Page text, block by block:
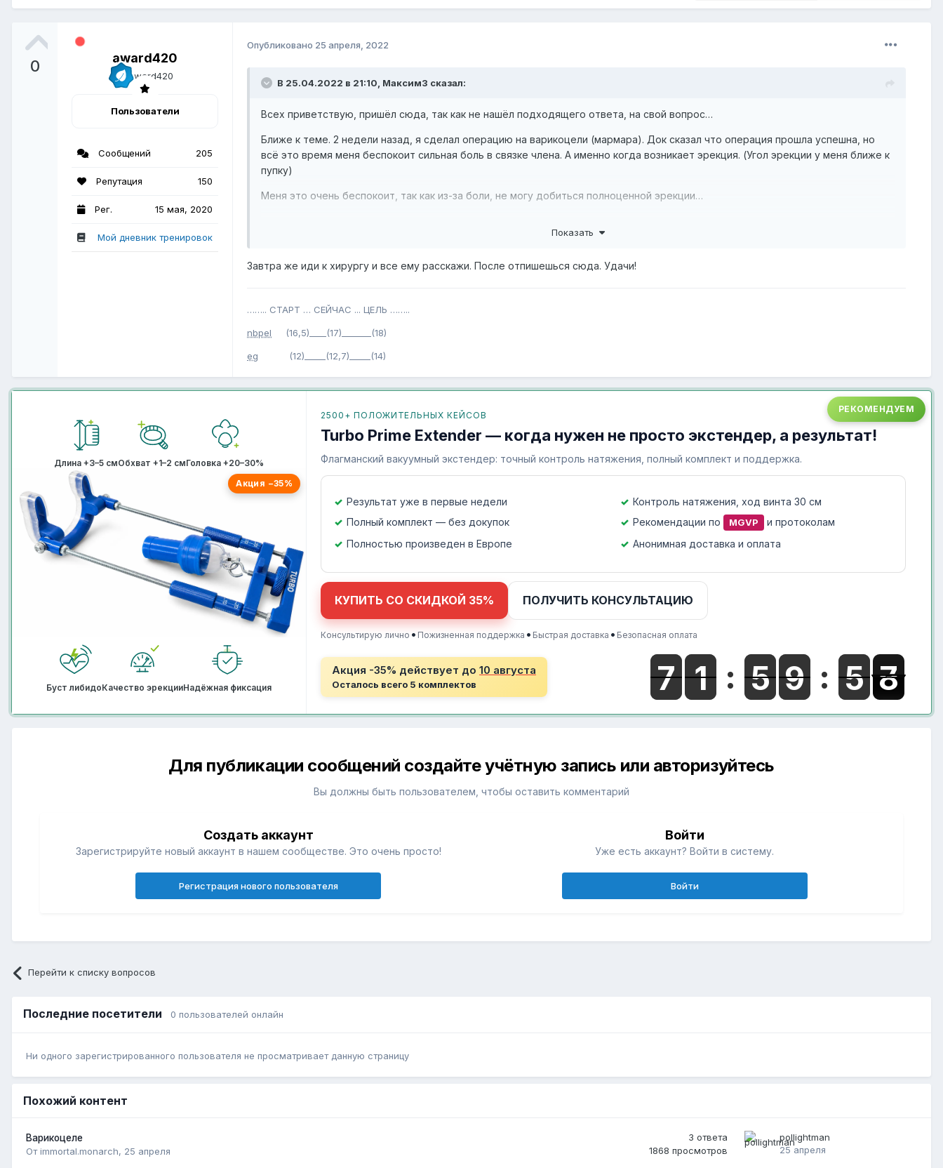
0 award420
Пользователи
Сообщений 205
Репутация 150
Рег. 15 мая, 2020
Мой дневник тренировок
Опубликовано 25 апреля, 2022
В 25.04.2022 в 21:10, Максим3 сказал:
Всех приветствую, пришёл сюда, так как не нашёл подходящего ответа, на свой вопрос…
Ближе к теме. 2 недели назад, я сделал операцию на варикоцели (мармара). Док сказал что операция прошла успешна, но
всё это время меня беспокоит сильная боль в связке члена. А именно когда возникает эрекция. (Угол эрекции у меня ближе к
пупку)
Меня это очень беспокоит, так как из-за боли, не могу добиться полноценной эрекции…
Показать
Завтра же иди к хирургу и все ему расскажи. После отпишешься сюда. Удачи!
…….. СТАРТ … СЕЙЧАС ... ЦЕЛЬ ……..
nbpel (16,5)____(17)_______(18)
eg (12)_____(12,7)_____(14)
Длина +3–5 смОбхват +1–2 смГоловка +20–30%
Акция −35%
Буст либидоКачество эрекцииНадёжная фиксация
РЕКОМЕНДУЕМ
2500+ ПОЛОЖИТЕЛЬНЫХ КЕЙСОВ
Turbo Prime Extender — когда нужен не просто экстендер, а результат!
Флагманский вакуумный экстендер: точный контроль натяжения, полный комплект и поддержка.
Результат уже в первые недели
Контроль натяжения, ход винта 30 см
Полный комплект — без докупок
Рекомендации по MGVP
и протоколам
Полностью произведен в Европе
Анонимная доставка и оплата
КУПИТЬ СО СКИДКОЙ 35% ПОЛУЧИТЬ КОНСУЛЬТАЦИЮ
Консультирую лично • Пожизненная поддержка • Быстрая доставка • Безопасная оплата
Акция -35% действует до 10 августа
Осталось всего 5 комплектов
Для публикации сообщений создайте учётную запись или авторизуйтесь
Вы должны быть пользователем, чтобы оставить комментарий
Создать аккаунт
Зарегистрируйте новый аккаунт в нашем сообществе. Это очень просто!
Регистрация нового пользователя
Войти
Уже есть аккаунт? Войти в систему.
Войти
Перейти к списку вопросов
Последние посетители 0 пользователей онлайн
Ни одного зарегистрированного пользователя не просматривает данную страницу
Похожий контент
Варикоцеле
От immortal.monarch, 25 апреля
3 ответа
1868 просмотров
pollightman
25 апреля